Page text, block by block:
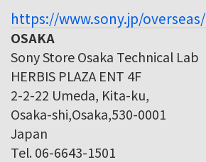
https://www.sony.jp/overseas/
OSAKA
Sony Store Osaka Technical Lab
HERBIS PLAZA ENT 4F
2-2-22 Umeda, Kita-ku,
Osaka-shi,Osaka,530-0001
Japan
Tel. 06-6643-1501